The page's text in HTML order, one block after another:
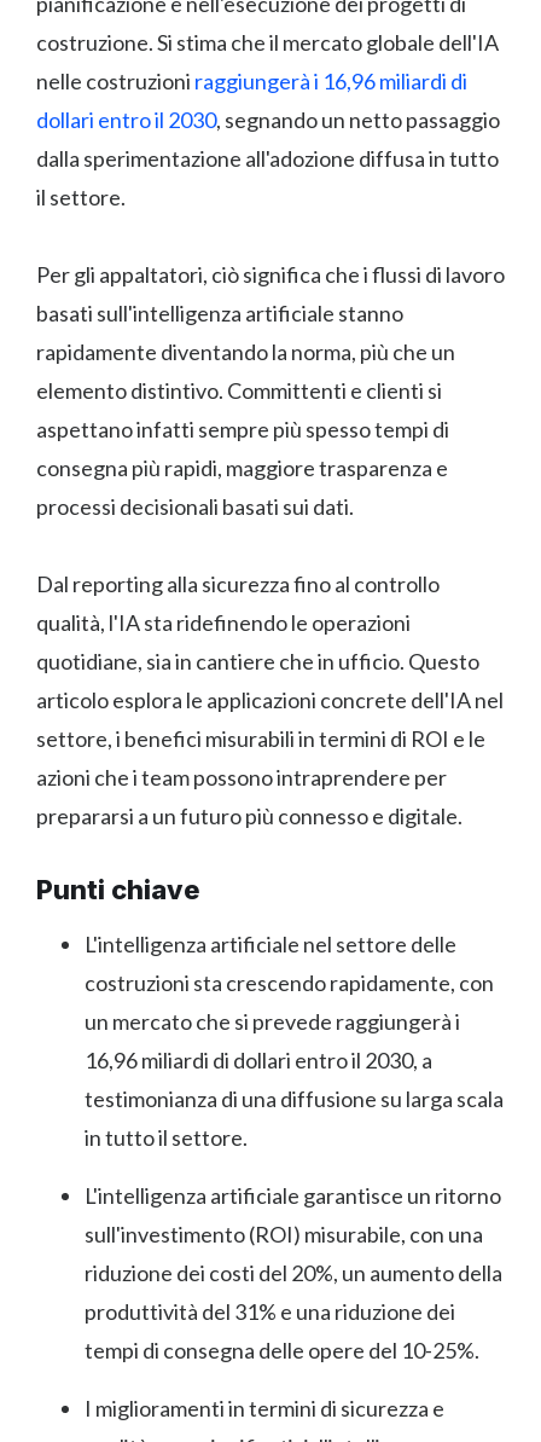
costruzione. Si stima che il mercato globale dell'IA
nelle costruzioni raggiungerà i 16,96 miliardi di
dollari entro il 2030, segnando un netto passaggio
dalla sperimentazione all'adozione diffusa in tutto
il settore.
Per gli appaltatori, ciò significa che i flussi di lavoro
basati sull'intelligenza artificiale stanno
rapidamente diventando la norma, più che un
elemento distintivo. Committenti e clienti si
aspettano infatti sempre più spesso tempi di
consegna più rapidi, maggiore trasparenza e
processi decisionali basati sui dati.
Dal reporting alla sicurezza fino al controllo
qualità, l'IA sta ridefinendo le operazioni
quotidiane, sia in cantiere che in ufficio. Questo
articolo esplora le applicazioni concrete dell'IA nel
settore, i benefici misurabili in termini di ROI e le
azioni che i team possono intraprendere per
prepararsi a un futuro più connesso e digitale.
Punti chiave
L'intelligenza artificiale nel settore delle
costruzioni sta crescendo rapidamente, con
un mercato che si prevede raggiungerà i
16,96 miliardi di dollari entro il 2030, a
testimonianza di una diffusione su larga scala
in tutto il settore.
L'intelligenza artificiale garantisce un ritorno
sull'investimento (ROI) misurabile, con una
riduzione dei costi del 20%, un aumento della
produttività del 31% e una riduzione dei
tempi di consegna delle opere del 10-25%.
I miglioramenti in termini di sicurezza e